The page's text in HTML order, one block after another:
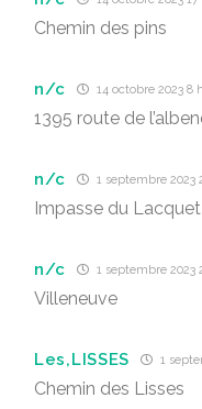
Chemin des pins
n/c 14 octobre 2023 8
1395 route de
n/c 1 septembre 2023
Impasse du Lacquet
n/c 1 septembre 2023
Villeneuve
Les,LISSES 1
Chemin des Lisses